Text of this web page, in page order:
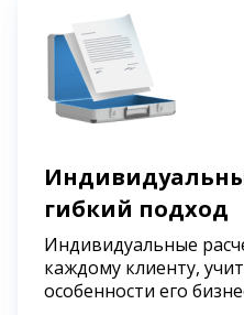
гибкий подход
Индивидуальные
каждому клиенту,
особенности его